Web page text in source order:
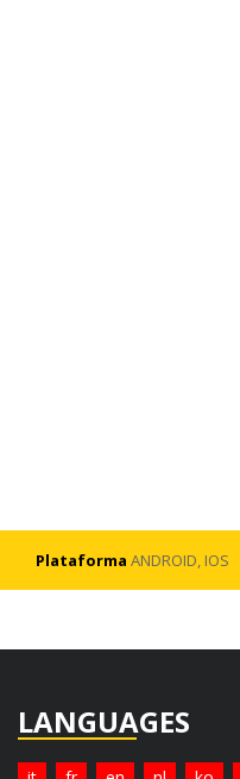
Plataforma ANDROID, IOS
LANGUAGES